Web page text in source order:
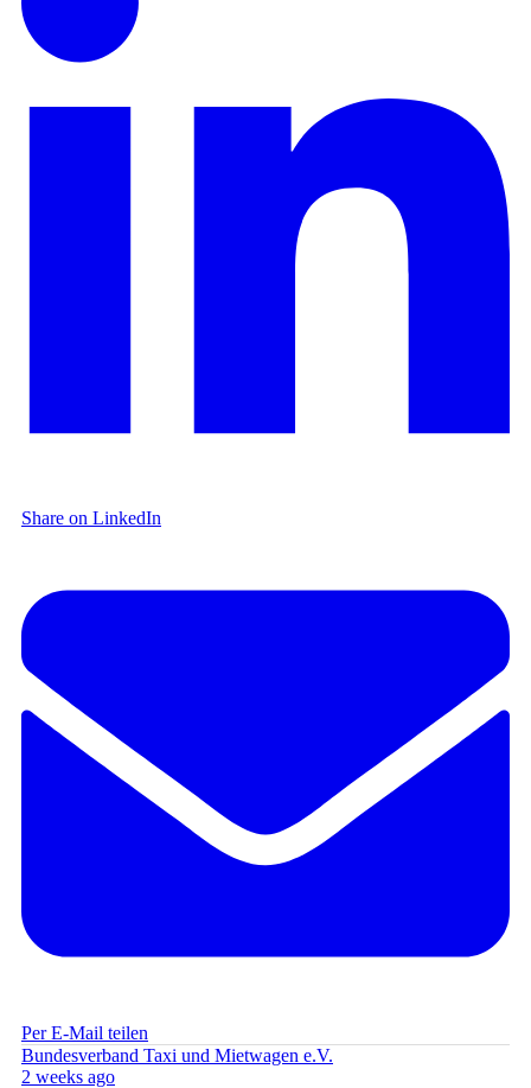
Share on LinkedIn
Per E-Mail teilen
Bundesverband Taxi und Mietwagen e.V.
2 weeks ago